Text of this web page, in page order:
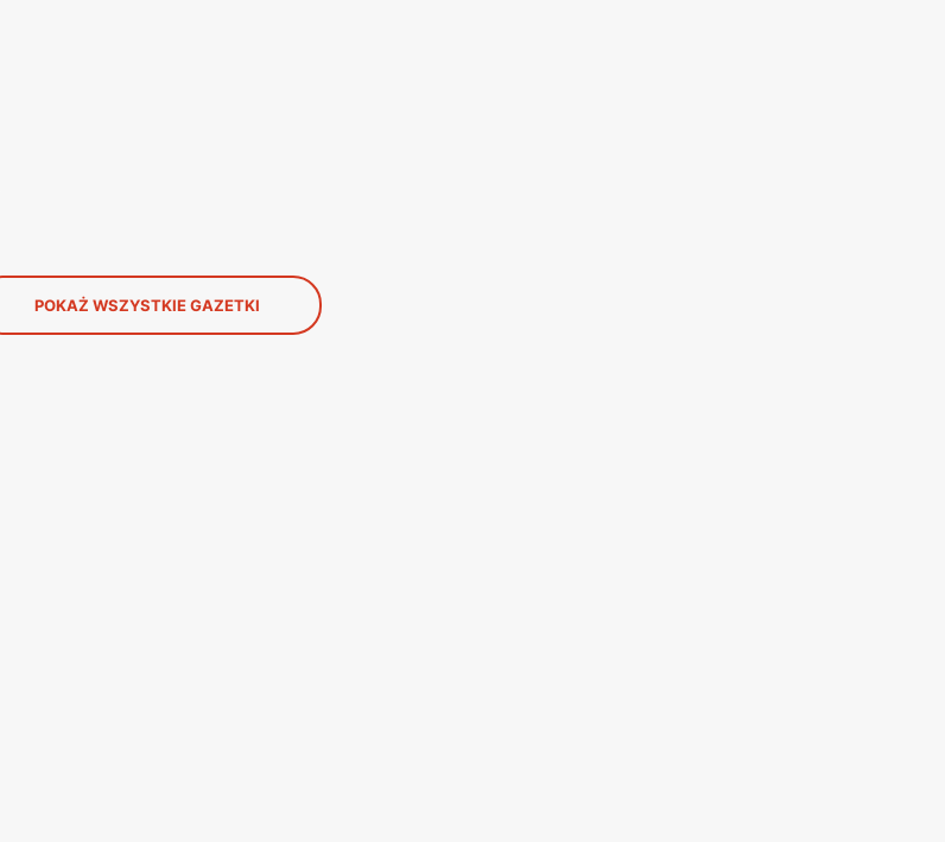
POKAŻ WSZYSTKIE GAZETKI